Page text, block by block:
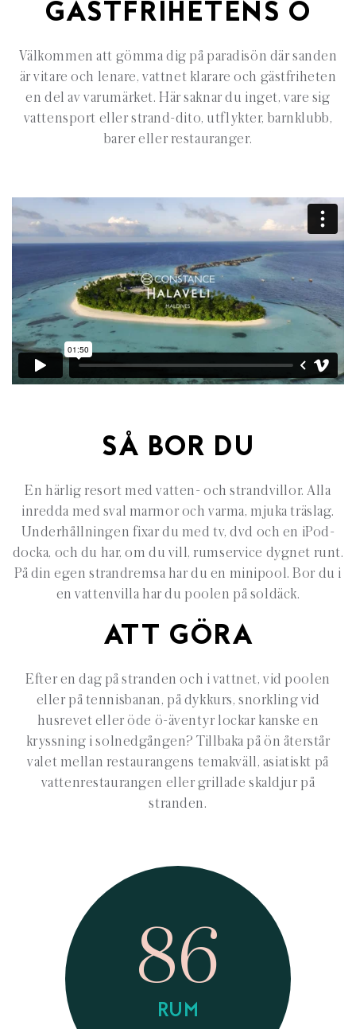
GÄSTFRIHETENS Ö
Välkommen att gömma dig på paradisön där sanden
är vitare och lenare, vattnet klarare och gästfriheten
en del av varumärket. Här saknar du inget, vare sig
vattensport eller strand-dito, utflykter, barnklubb,
barer eller restauranger.
SÅ BOR DU
En härlig resort med vatten- och strandvillor. Alla
inredda med sval marmor och varma, mjuka träslag.
Underhållningen fixar du med tv, dvd och en iPod-
docka, och du har, om du vill, rumservice dygnet runt.
På din egen strandremsa har du en minipool. Bor du i
en vattenvilla har du poolen på soldäck.
ATT GÖRA
Efter en dag på stranden och i vattnet, vid poolen
eller på tennisbanan, på dykkurs, snorkling vid
husrevet eller öde ö-äventyr lockar kanske en
kryssning i solnedgången? Tillbaka på ön återstår
valet mellan restaurangens temakväll, asiatiskt på
vattenrestaurangen eller grillade skaldjur på
stranden.
86
RUM